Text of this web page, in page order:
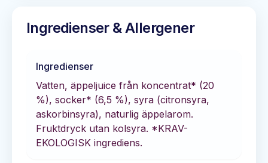
Ingredienser & Allergener
Ingredienser
Vatten, äppeljuice från koncentrat* (20
%), socker* (6,5 %), syra (citronsyra,
askorbinsyra), naturlig äppelarom.
Fruktdryck utan kolsyra. *KRAV-
EKOLOGISK ingrediens.